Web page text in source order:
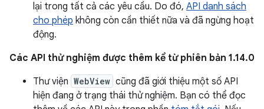
lại trong tất cả các yêu cầu. Do đó, API danh sách
cho phép không còn cần thiết nữa và đã ngừng hoạt
động.
Các API thử nghiệm được thêm kể từ phiên bản 1.14.0
Thư viện WebView cũng đã giới thiệu một số API
hiện đang ở trạng thái thử nghiệm. Bạn có thể đọc